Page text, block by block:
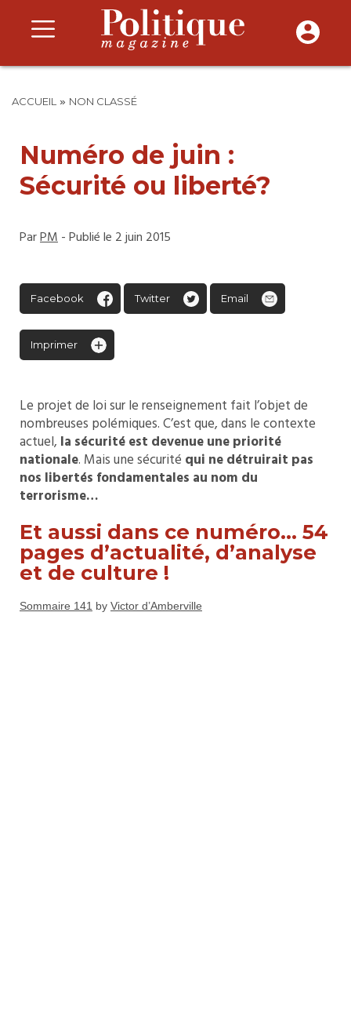
ACCUEIL » NON CLASSÉ
Numéro de juin :
Sécurité ou liberté?
ParPM- Publié le 2 juin 2015
Facebook Twitter Email
Imprimer
Le projet de loi sur le renseignement fait l’objet de
nombreuses polémiques. C’est que, dans le contexte
actuel, la sécurité est devenue une priorité
nationale. Mais une sécurité qui ne détruirait pas
nos libertés fondamentales au nom du
terrorisme…
Et aussi dans ce numéro… 54
pages d’actualité, d’analyse
et de culture !
Sommaire 141 by Victor d’Amberville